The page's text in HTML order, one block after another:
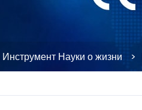
Инструмент Науки о жизни >